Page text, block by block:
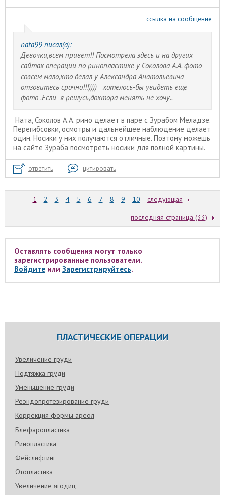
ссылка на сообщение
nata99 писал(а):
Девочки,всем привет!! Посмотрела здесь и на других
сайтах операции по ринопластике у Соколова А.А. фото
совсем мало,кто делал у Александра Анатольевича-
отзовитесь срочно!!!)))) хотелось-бы увидеть еще
фото .Если я решусь,доктора менять не хочу..
Ната, Соколов А.А. рино делает в паре с Зурабом Меладзе.
Перегибсовки, осмотры и дальнейшее наблюдение делает
один. Носики у них получаются отличные. Поэтому можешь
на сайте Зураба посмотреть носики для полной картины.
ответить цитировать
1 2 3 4 5 6 7 8 9 10
следующая
последняя страница (33)
Оставлять сообщения могут только
зарегистрированные пользователи.
Войдитеили Зарегистрируйтесь.
ПЛАСТИЧЕСКИЕ ОПЕРАЦИИ
Увеличение груди
Подтяжка груди
Уменьшение груди
Реэндопротезирование груди
Коррекция формы ареол
Блефаропластика
Ринопластика
Фейслифтинг
Отопластика
Увеличение ягодиц